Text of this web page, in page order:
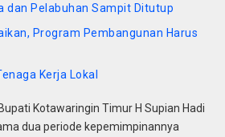
dan Pelabuhan Sampit Ditutup
Program Pembangunan Harus
Kerja Lokal
Bupati Kotawaringin Timur H Supian Hadi
dua periode kepemimpinannya